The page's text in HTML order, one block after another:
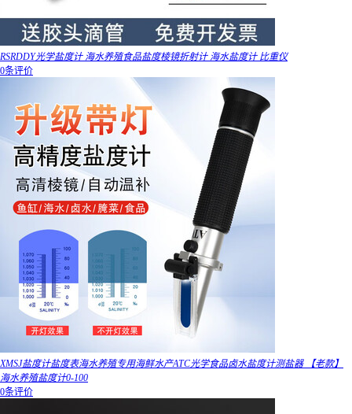
RSRDDY光学盐度计 海水养殖食品盐度棱镜折射计 海水盐度计 比重仪
0条评价
XMSJ盐度计盐度表海水养殖专用海鲜水产ATC光学食品卤水盐度计测盐器 【老款】
海水养殖盐度计0-100
0条评价